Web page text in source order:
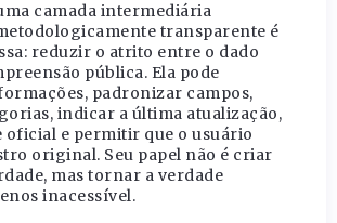
camada intermediária
transparente é
reduzir o atrito entre o dado
pública. Ela pode
padronizar campos,
indicar a última atualização,
oficial e permitir que o usuário
original. Seu papel não é criar
mas tornar a verdade
inacessível.